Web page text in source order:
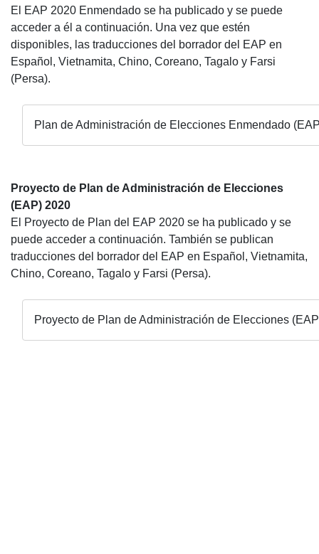
El EAP 2020 Enmendado se ha publicado y se puede
acceder a él a continuación. Una vez que estén
disponibles, las traducciones del borrador del EAP en
Español, Vietnamita, Chino, Coreano, Tagalo y Farsi
(Persa).
Plan de Administración de Elecciones Enmendado
Proyecto de Plan de Administración de Elecciones
(EAP) 2020
El Proyecto de Plan del EAP 2020 se ha publicado y se
puede acceder a continuación. También se publican
traducciones del borrador del EAP en Español, Vietnamita,
Chino, Coreano, Tagalo y Farsi (Persa).
Proyecto de Plan de Administración de Elecciones